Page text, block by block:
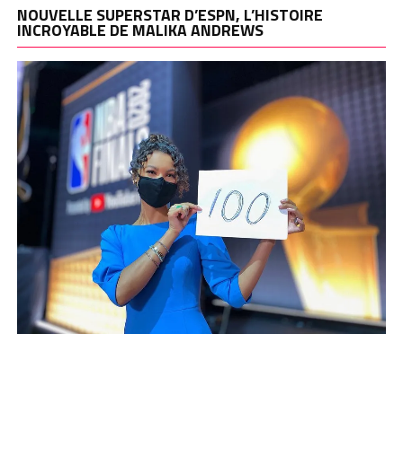
NOUVELLE SUPERSTAR D’ESPN, L’HISTOIRE
INCROYABLE DE MALIKA ANDREWS